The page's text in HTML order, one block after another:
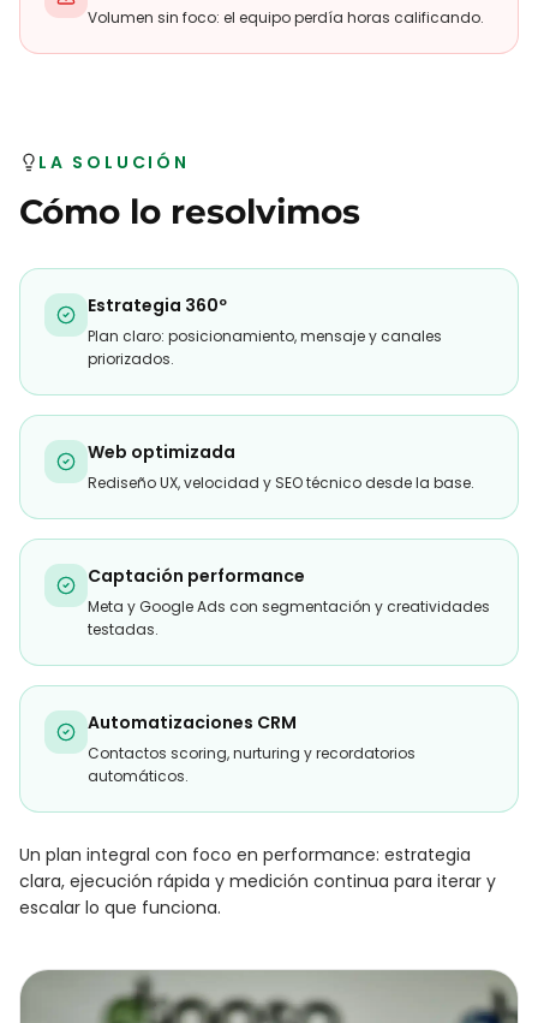
Volumen sin foco: el equipo perdía horas calificando.
LA SOLUCIÓN
Cómo lo resolvimos
Estrategia 360º
Plan claro: posicionamiento, mensaje y canales
priorizados.
Web optimizada
Rediseño UX, velocidad y SEO técnico desde la base.
Captación performance
Meta y Google Ads con segmentación y creatividades
testadas.
Automatizaciones CRM
Contactos scoring, nurturing y recordatorios
automáticos.
Un plan integral con foco en performance: estrategia
clara, ejecución rápida y medición continua para iterar y
escalar lo que funciona.